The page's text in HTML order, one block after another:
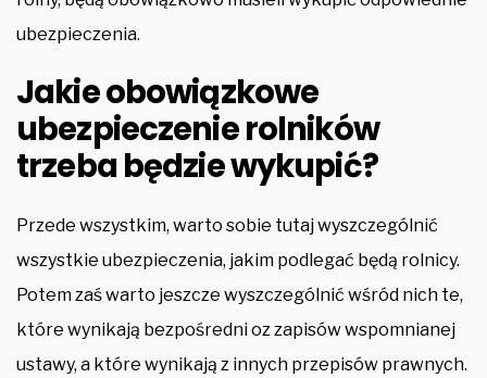
ubezpieczenia.
Jakie obowiązkowe
ubezpieczenie rolników
trzeba będzie wykupić?
Przede wszystkim, warto sobie tutaj wyszczególnić
wszystkie ubezpieczenia, jakim podlegać będą rolnicy.
Potem zaś warto jeszcze wyszczególnić wśród nich te,
które wynikają bezpośredni oz zapisów wspomnianej
ustawy, a które wynikają z innych przepisów prawnych.